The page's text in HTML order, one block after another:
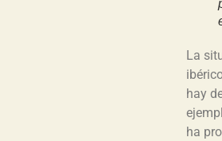
La
hay
ha